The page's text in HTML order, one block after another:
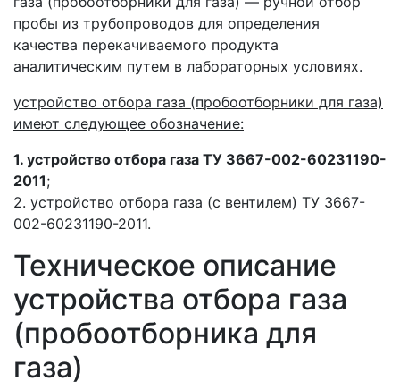
пробы из трубопроводов для определения
качества перекачиваемого продукта
аналитическим путем в лабораторных условиях.
устройство отбора газа (пробоотборники для газа)
имеют следующее обозначение:
1. устройство отбора газа ТУ 3667-002-60231190-
2011;
2. устройство отбора газа (с вентилем) ТУ 3667-
002-60231190-2011.
Техническое описание
устройства отбора газа
(пробоотборника для
газа)